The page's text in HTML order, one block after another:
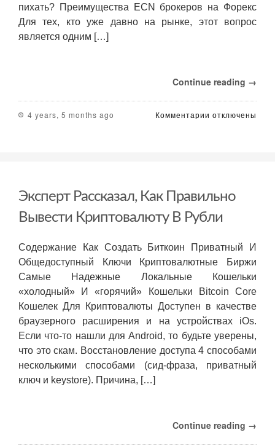
пихать? Преимущества ECN брокеров на Форекс
Для тех, кто уже давно на рынке, этот вопрос
является одним […]
Continue reading →
4 years, 5 months ago Комментарии к
как
в
FOREX
в
России
Картина
Коммерсантъ
отключены
Эксперт Рассказал, Как Правильно
Вывести Криптовалюту В Рубли
Содержание Как Создать Биткоин Приватный И
Общедоступный Ключи Криптовалютные Биржи
Самые Надежные Локальные Кошельки
«холодный» И «горячий» Кошельки Bitcoin Core
Кошелек Для Криптовалюты Доступен в качестве
браузерного расширения и на устройствах iOs.
Если что-то нашли для Android, то будьте уверены,
что это скам. Восстановление доступа 4 способами
несколькими способами (сид-фраза, приватный
ключ и keystore). Причина, […]
Continue reading →